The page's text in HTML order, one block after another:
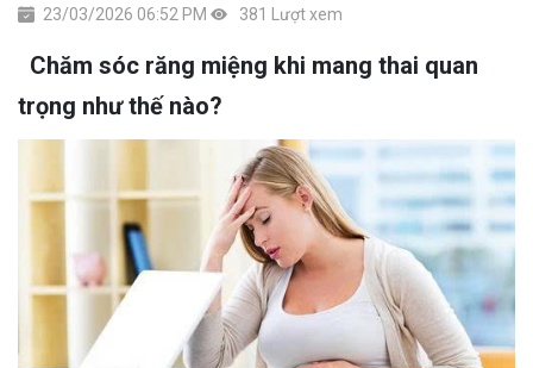
23/03/2026 06:52 PM 381 Lượt xem
Chăm sóc răng miệng khi mang thai quan
trọng như thế nào?